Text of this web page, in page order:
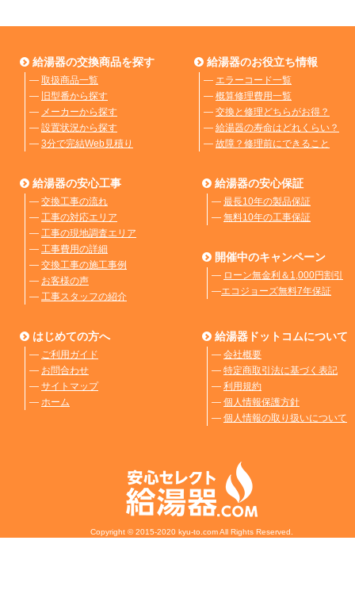
給湯器の交換商品を探す
― 取扱商品一覧
― 旧型番から探す
― メーカーから探す
― 設置状況から探す
― 3分で完結Web見積り
給湯器のお役立ち情報
― エラーコード一覧
― 概算修理費用一覧
― 交換と修理どちらがお得？
― 給湯器の寿命はどれくらい？
― 故障？修理前にできること
給湯器の安心工事
― 交換工事の流れ
― 工事の対応エリア
― 工事の現地調査エリア
― 工事費用の詳細
― 交換工事の施工事例
― お客様の声
― 工事スタッフの紹介
給湯器の安心保証
― 最長10年の製品保証
― 無料10年の工事保証
開催中のキャンペーン
― ローン無金利＆1,000円割引
―エコジョーズ無料7年保証
はじめての方へ
― ご利用ガイド
― お問合わせ
― サイトマップ
― ホーム
給湯器ドットコムについて
― 会社概要
― 特定商取引法に基づく表記
― 利用規約
― 個人情報保護方針
― 個人情報の取り扱いについて
Copyright © 2015-2020 kyu-to.com All Rights Reserved.